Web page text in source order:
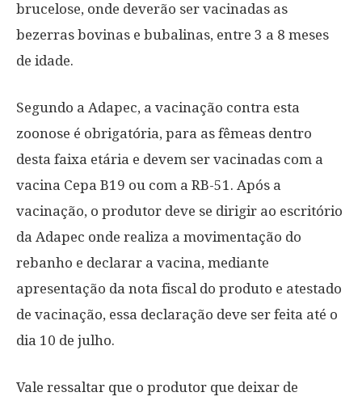
brucelose, onde deverão ser vacinadas as
bezerras bovinas e bubalinas, entre 3 a 8 meses
de idade.
Segundo a Adapec, a vacinação contra esta
zoonose é obrigatória, para as fêmeas dentro
desta faixa etária e devem ser vacinadas com a
vacina Cepa B19 ou com a RB-51. Após a
vacinação, o produtor deve se dirigir ao escritório
da Adapec onde realiza a movimentação do
rebanho e declarar a vacina, mediante
apresentação da nota fiscal do produto e atestado
de vacinação, essa declaração deve ser feita até o
dia 10 de julho.
Vale ressaltar que o produtor que deixar de